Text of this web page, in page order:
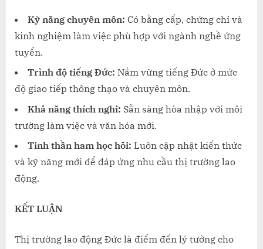
Kỹ năng chuyên môn: Có bằng cấp, chứng chỉ và
kinh nghiệm làm việc phù hợp với ngành nghề ứng
tuyển.
Trình độ tiếng Đức: Nắm vững tiếng Đức ở mức
độ giao tiếp thông thạo và chuyên môn.
Khả năng thích nghi: Sẵn sàng hòa nhập với môi
trường làm việc và văn hóa mới.
Tinh thần ham học hỏi: Luôn cập nhật kiến thức
và kỹ năng mới để đáp ứng nhu cầu thị trường lao
động.
KẾT LUẬN
Thị trường lao động Đức là điểm đến lý tưởng cho